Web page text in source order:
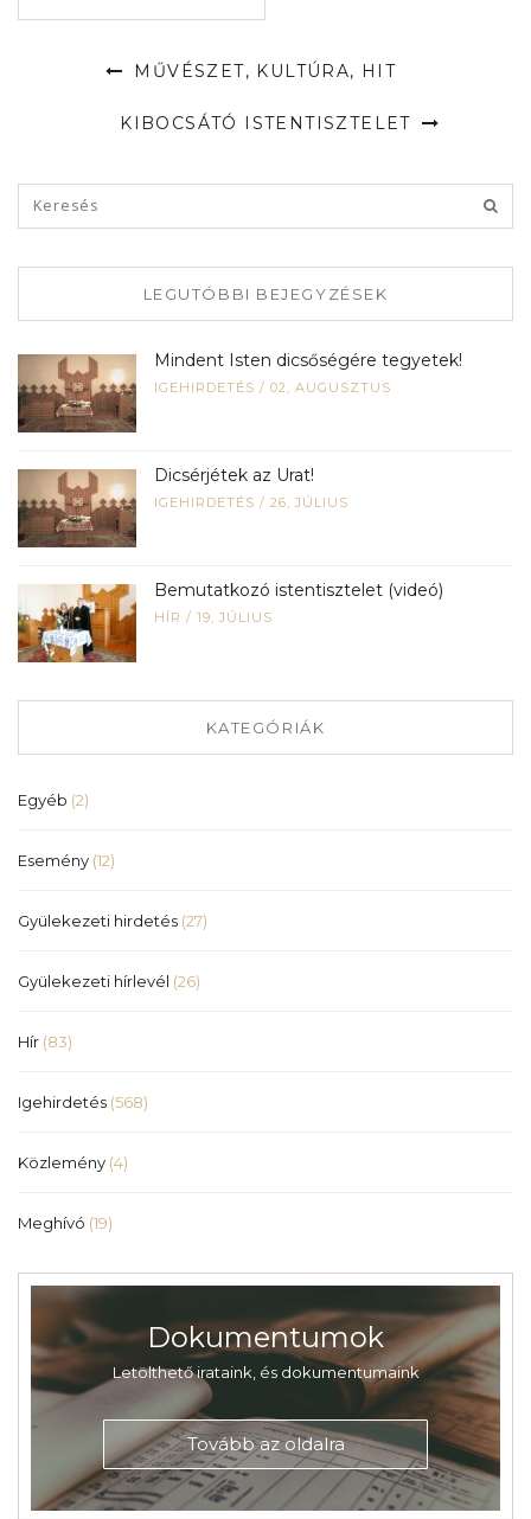
MŰVÉSZET, KULTÚRA, HIT
KIBOCSÁTÓ ISTENTISZTELET
LEGUTÓBBI BEJEGYZÉSEK
Mindent Isten dicsőségére tegyetek!
IGEHIRDETÉS / 02, AUGUSZTUS
Dicsérjétek az Urat!
IGEHIRDETÉS / 26, JÚLIUS
Bemutatkozó istentisztelet (videó)
HÍR / 19, JÚLIUS
KATEGÓRIÁK
Egyéb (2)
Esemény (12)
Gyülekezeti hirdetés (27)
Gyülekezeti hírlevél (26)
Hír (83)
Igehirdetés (568)
Közlemény (4)
Meghívó (19)
Dokumentumok
Letölthető irataink, és dokumentumaink
Tovább az oldalra